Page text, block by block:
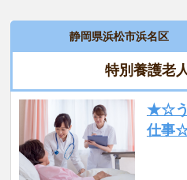
静岡県浜松市浜名区
特別養護老
★☆う
仕事